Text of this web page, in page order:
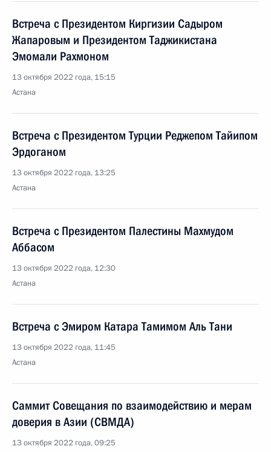
Встреча с Президентом Киргизии Садыром
Жапаровым и Президентом Таджикистана
Эмомали Рахмоном
13 октября 2022 года, 15:15
Астана
Встреча с Президентом Турции Реджепом Тайипом
Эрдоганом
13 октября 2022 года, 13:25
Астана
Встреча с Президентом Палестины Махмудом
Аббасом
13 октября 2022 года, 12:30
Астана
Встреча с Эмиром Катара Тамимом Аль Тани
13 октября 2022 года, 11:45
Астана
Саммит Совещания по взаимодействию и мерам
доверия в Азии (СВМДА)
13 октября 2022 года, 09:25